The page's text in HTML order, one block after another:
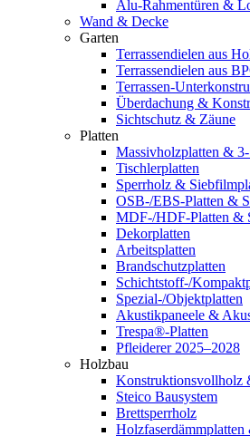
Alu-Rahmentüren &
Wand & Decke
Garten
Terrassendielen aus
Terrassendielen aus
Terrassen-
Überdachung &
Sichtschutz & Zäune
Platten
Massivholzplatten &
Tischlerplatten
Sperrholz &
OSB-/EBS-Platten &
MDF-/HDF-Platten &
Dekorplatten
Arbeitsplatten
Brandschutzplatten
Schichtstoff-/
Spezial-/Objektplatten
Akustikpaneele &
Trespa®-Platten
Pfleiderer 2025–2028
Holzbau
Konstruktionsvollholz
Steico Bausystem
Brettsperrholz